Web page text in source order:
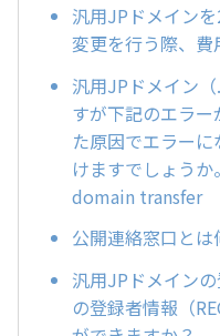
汎用JPドメイン
変更を行う際、費
汎用JPドメイン
すが下記のエラー
た原因でエラー
けますでしょう
domain transfer
公開連絡窓口とは
汎用JPドメイン
の登録者情報（